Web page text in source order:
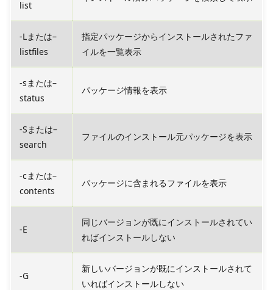
list
-Lまたは–
listfiles
指定パッケージからインストールされたファ
イルを一覧表示
-sまたは–
status
パッケージ情報を表示
-Sまたは–
search
ファイルのインストール元パッケージを表示
-cまたは–
contents
パッケージに含まれるファイルを表示
-E
同じバージョンが既にインストールされてい
ればインストールしない
-G
新しいバージョンが既にインストールされて
いればインストールしない